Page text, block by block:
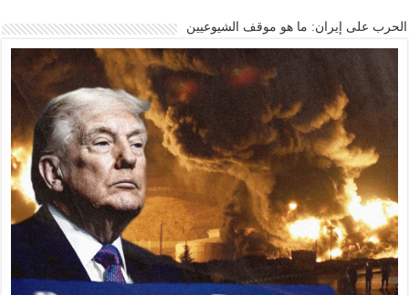
الحرب على إيران: ما هو موقف الشيوعيين